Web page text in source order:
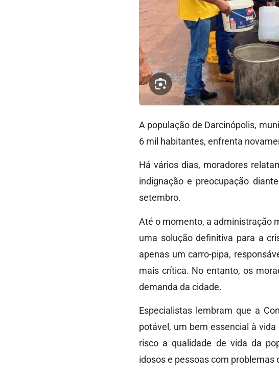
A população de Darcinópolis,
6 mil habitantes, enfrenta
Há vários dias, moradores
indignação e preocupação
setembro.
Até o momento, a administração
uma solução definitiva para a
apenas um carro-pipa,
mais crítica. No entanto, os
demanda da cidade.
Especialistas lembram que a
potável, um bem essencial à
risco a qualidade de vida da
idosos e pessoas com problemas